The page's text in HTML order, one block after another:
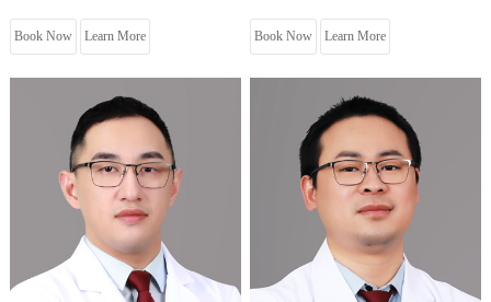
肝癌综合治疗及全程管理，门脉高
压症的精准治疗，急性重症胰...
Book Now Learn More
瘤根治性手术与腹腔镜微创治疗，
常规开展腹腔镜肝切除术、...
Book Now Learn More